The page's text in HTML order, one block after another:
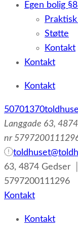
Egen bolig
Støtte
Kontakt
Kontakt
Kontakt
50701370
Langgade 63,
nr
63, 4874 Gedser
5797200111296
Kontakt
Kontakt